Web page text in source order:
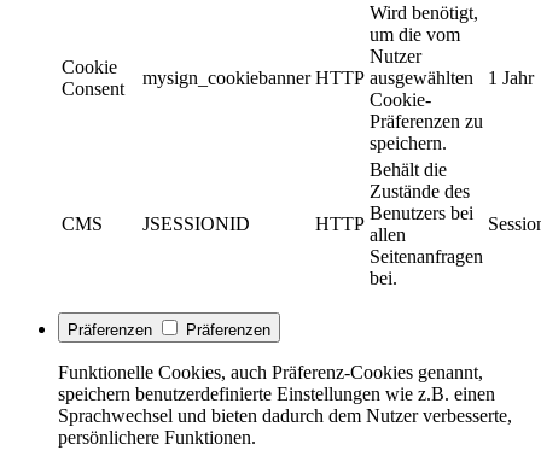
Cookie
Consent
mysign_cookiebanner HTTP
Wird benötigt,
um die vom
Nutzer
ausgewählten
Cookie-
Präferenzen zu
speichern.
1 Jahr
CMS JSESSIONID HTTP
Behält die
Zustände des
Benutzers bei
allen
Seitenanfragen
bei.
Präferenzen Präferenzen
Funktionelle Cookies, auch Präferenz-Cookies genannt,
speichern benutzerdefinierte Einstellungen wie z.B. einen
Sprachwechsel und bieten dadurch dem Nutzer verbesserte,
persönlichere Funktionen.